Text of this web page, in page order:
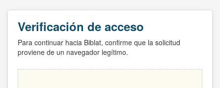
Verificación de acceso
Para continuar hacia Biblat, confirme que la solicitud
proviene de un navegador legítimo.